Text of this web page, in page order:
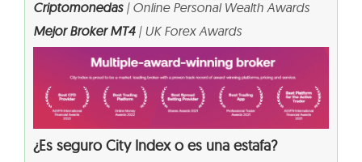
Criptomonedas| Online Personal Wealth Awards
Mejor Broker MT4| UK Forex Awards
¿Es seguro City Index o es una estafa?